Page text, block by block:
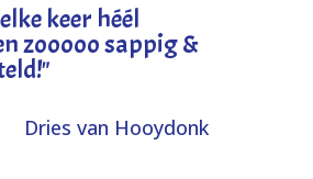
keer héél
zooooo sappig &
"
Dries van Hooydonk